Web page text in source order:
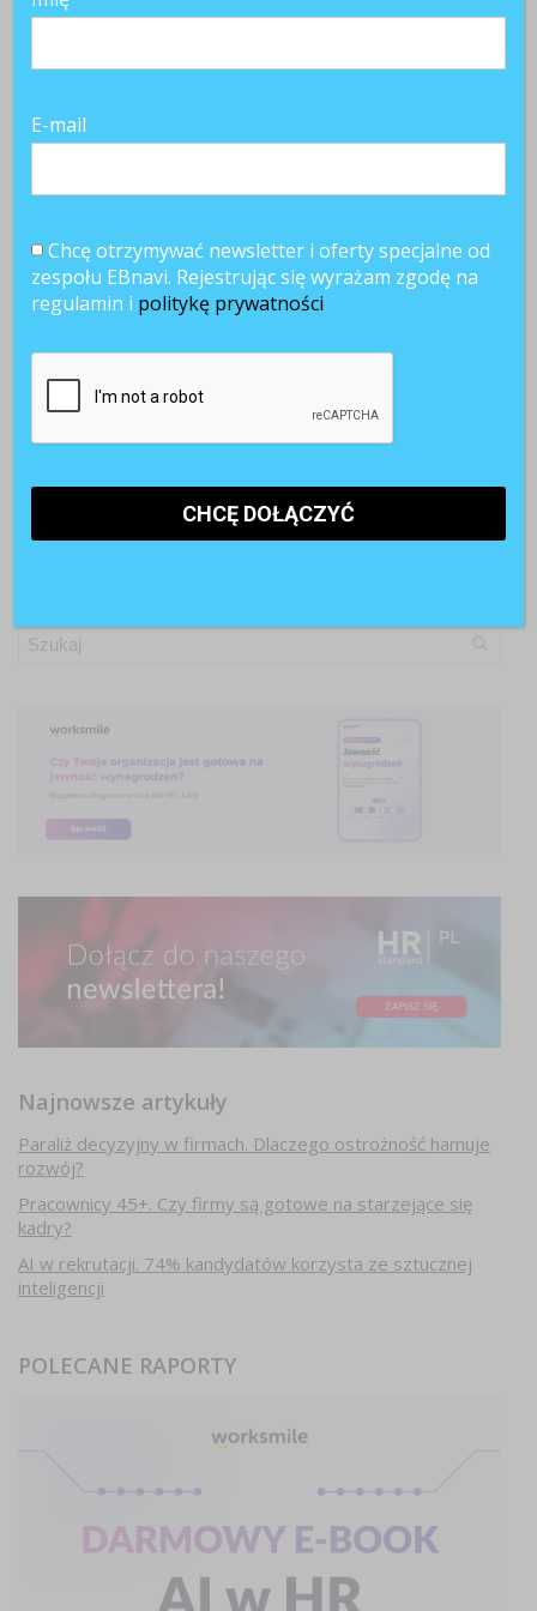
Najnowsze artykuły
Paraliż decyzyjny w firmach. Dlaczego ostrożność hamuje
rozwój?
Pracownicy 45+. Czy firmy są gotowe na starzejące się
kadry?
AI w rekrutacji. 74% kandydatów korzysta ze sztucznej
inteligencji
POLECANE RAPORTY
E-mail
Chcę otrzymywać newsletter i oferty specjalne od
zespołu EBnavi. Rejestrując się wyrażam zgodę na
regulamin i politykę prywatności